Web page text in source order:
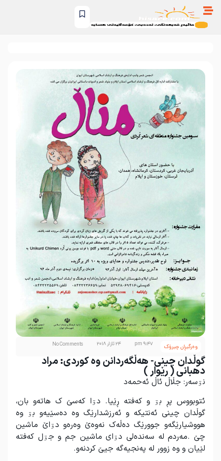
وەرگیڕان چیرۆک 9:47 pm 24 ئازار 2018 No Comments
گوڵدان چینی- هەڵگەردانن وە کوردی: مراد
دهبانی ( رێوار )
نۊسەر: جڵاڵ ئاڵ ئەحمەد
ئتوبووس پڕ بۊ و کەفتە ڕێیا. دۊا کەسێ ک هاتەو بان،
گوڵدان چینی ئەنتیکە و ئەرزشدارێگ وە دەسێیەو بۊ وە
هووشیارێگەو جوورێگ دەڵەک نەوەێ وەرەو دۊاێ ماشین
چێ .مەردم لە سەندەلی دۊای ماشین جم و جۊل کەفتە
لێیان و وە زوور لە پەنجیەگە جیێ کردنەو.